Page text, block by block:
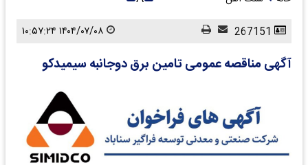
آگهی مناقصه عمومی تامین برق دوجانبه سیمیدکو